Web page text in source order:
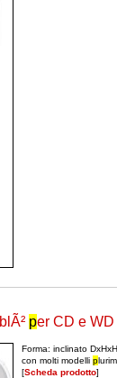
per CD e WD
Forma: inclinato
con molti modelli p
[Scheda prodotto]